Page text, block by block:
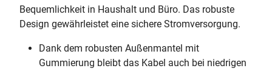
Bequemlichkeit in Haushalt und Büro. Das robuste
Design gewährleistet eine sichere Stromversorgung.
Dank dem robusten Außenmantel mit
Gummierung bleibt das Kabel auch bei niedrigen